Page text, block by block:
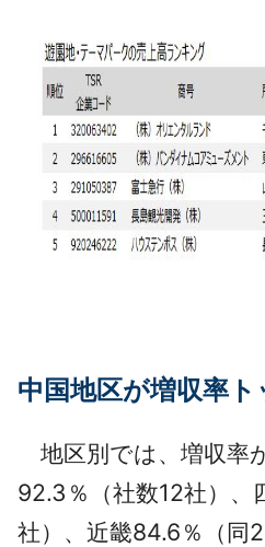
中国地区が増収率ト
地区別では、増収率
92.3％（社数12社）、
社）、近畿84.6％（同